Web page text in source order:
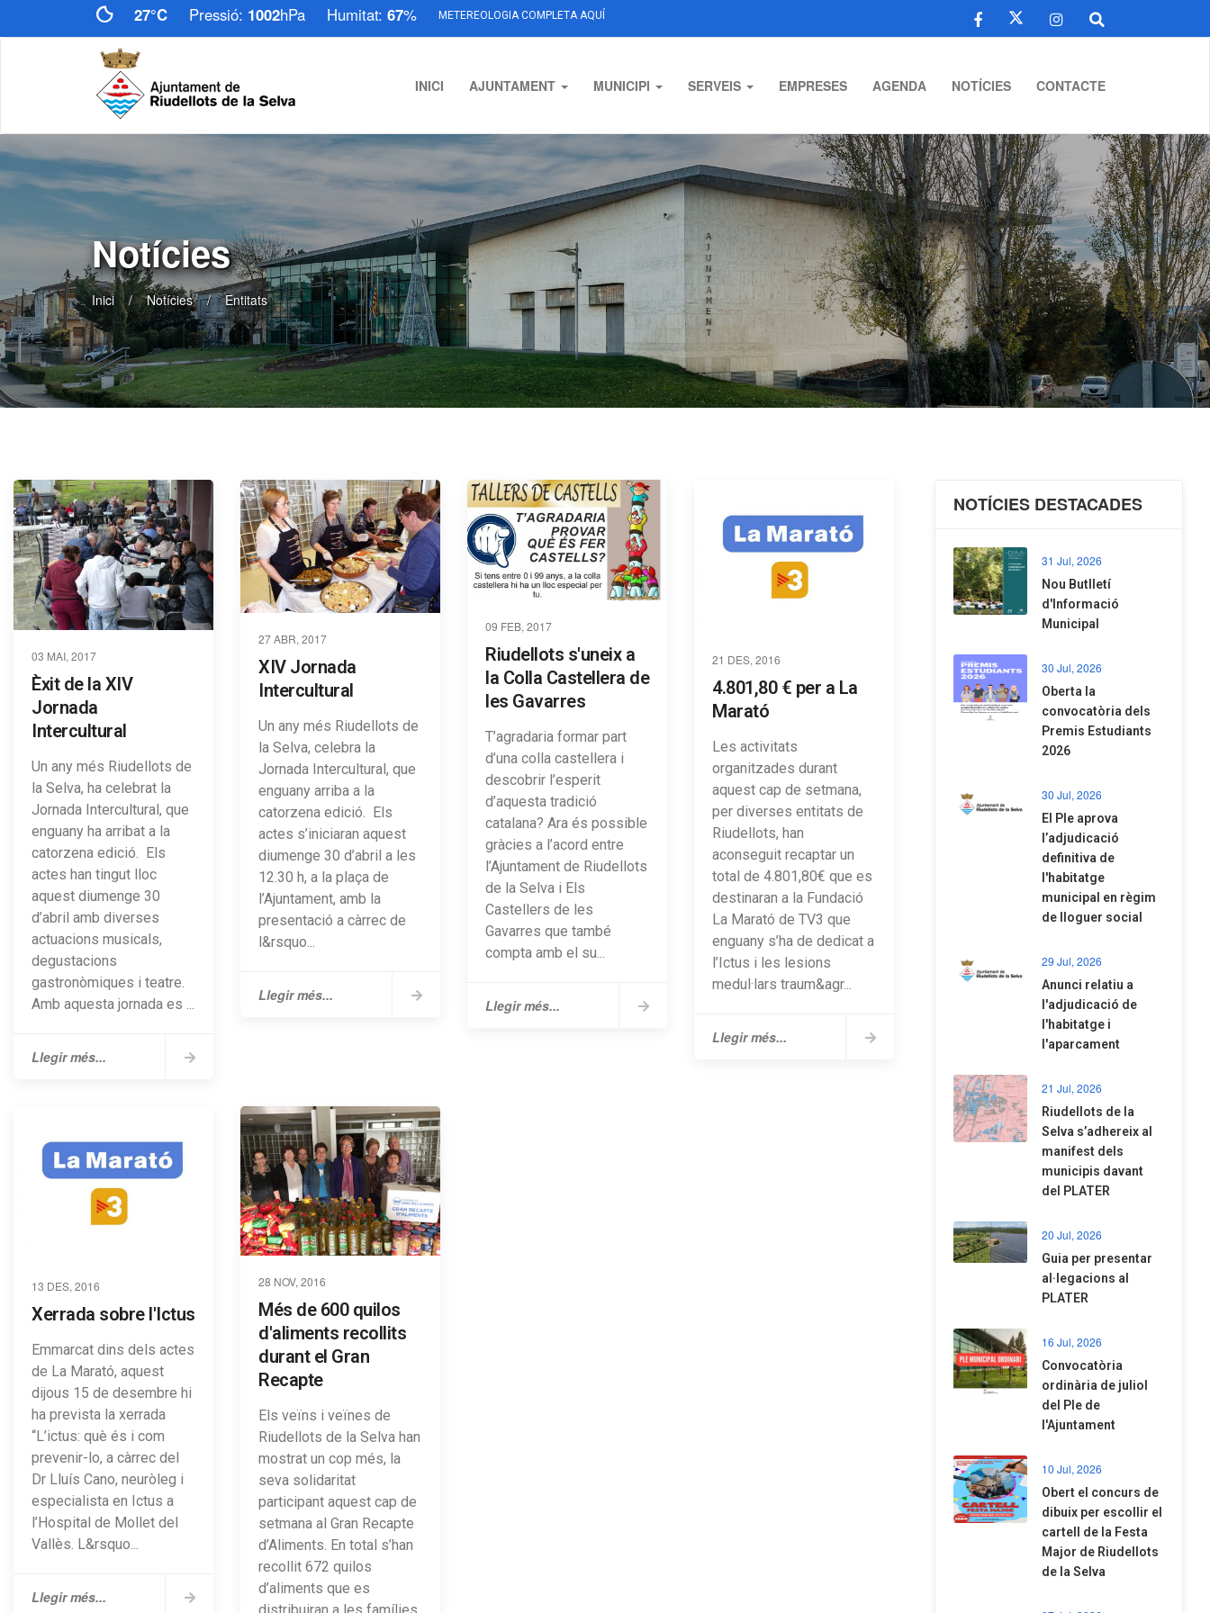
27°C Pressió: 1002hPa Humitat: 67% METEREOLOGIA COMPLETA AQUÍ
INICI AJUNTAMENT MUNICIPI SERVEIS EMPRESES AGENDA NOTÍCIES CONTACTE
Notícies
Inici Notícies Entitats
03 MAI, 2017
Èxit de la XIV
Jornada
Intercultural
Un any més Riudellots de
la Selva, ha celebrat la
Jornada Intercultural, que
enguany ha arribat a la
catorzena edició. Els
actes han tingut lloc
aquest diumenge 30
d’abril amb diverses
actuacions musicals,
degustacions
gastronòmiques i teatre.
Amb aquesta jornada es ...
Llegir més...
27 ABR, 2017
XIV Jornada
Intercultural
Un any més Riudellots de
la Selva, celebra la
Jornada Intercultural, que
enguany arriba a la
catorzena edició. Els
actes s’iniciaran aquest
diumenge 30 d’abril a les
12.30 h, a la plaça de
l’Ajuntament, amb la
presentació a càrrec de
l&rsquo...
Llegir més...
09 FEB, 2017
Riudellots s'uneix a
la Colla Castellera de
les Gavarres
T’agradaria formar part
d’una colla castellera i
descobrir l’esperit
d’aquesta tradició
catalana? Ara és possible
gràcies a l’acord entre
l’Ajuntament de Riudellots
de la Selva i Els
Castellers de les
Gavarres que també
compta amb el su...
Llegir més...
21 DES, 2016
4.801,80 € per a La
Marató
Les activitats
organitzades durant
aquest cap de setmana,
per diverses entitats de
Riudellots, han
aconseguit recaptar un
total de 4.801,80€ que es
destinaran a la Fundació
La Marató de TV3 que
enguany s’ha de dedicat a
l’Ictus i les lesions
medul·lars traum&agr...
Llegir més...
13 DES, 2016
Xerrada sobre l'Ictus
Emmarcat dins dels actes
de La Marató, aquest
dijous 15 de desembre hi
ha prevista la xerrada
“L’ictus: què és i com
prevenir-lo, a càrrec del
Dr Lluís Cano, neuròleg i
especialista en Ictus a
l’Hospital de Mollet del
Vallès. L&rsquo...
Llegir més...
28 NOV, 2016
Més de 600 quilos
d'aliments recollits
durant el Gran
Recapte
Els veïns i veïnes de
Riudellots de la Selva han
mostrat un cop més, la
seva solidaritat
participant aquest cap de
setmana al Gran Recapte
d’Aliments. En total s’han
recollit 672 quilos
d’aliments que es
NOTÍCIES DESTACADES
31 Jul, 2026
Nou Butlletí
d'Informació
Municipal
30 Jul, 2026
Oberta la
convocatòria dels
Premis Estudiants
2026
30 Jul, 2026
El Ple aprova
l’adjudicació
definitiva de
l'habitatge
municipal en règim
de lloguer social
29 Jul, 2026
Anunci relatiu a
l'adjudicació de
l'habitatge i
l'aparcament
21 Jul, 2026
Riudellots de la
Selva s’adhereix al
manifest dels
municipis davant
del PLATER
20 Jul, 2026
​Guia per presentar
al·legacions al
PLATER
16 Jul, 2026
Convocatòria
ordinària de juliol
del Ple de
l'Ajuntament
10 Jul, 2026
​Obert el concurs de
dibuix per escollir el
cartell de la Festa
Major de Riudellots
de la Selva